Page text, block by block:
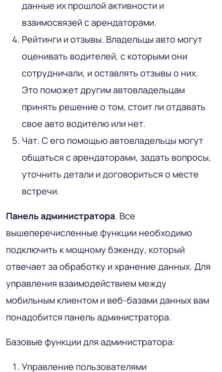
данные их прошлой активности и
взаимосвязей с арендаторами.
Рейтинги и отзывы. Владельцы авто могут
оценивать водителей, с которыми они
сотрудничали, и оставлять отзывы о них.
Это поможет другим автовладельцам
принять решение о том, стоит ли отдавать
свое авто водителю или нет.
Чат. С его помощью автовладельцы могут
общаться с арендаторами, задать вопросы,
уточнить детали и договориться о месте
встречи.
Панель администратора. Все
вышеперечисленные функции необходимо
подключить к мощному бэкенду, который
отвечает за обработку и хранение данных. Для
управления взаимодействием между
мобильным клиентом и веб-базами данных вам
понадобится панель администратора.
Базовые функции для администратора:
Управление пользователями